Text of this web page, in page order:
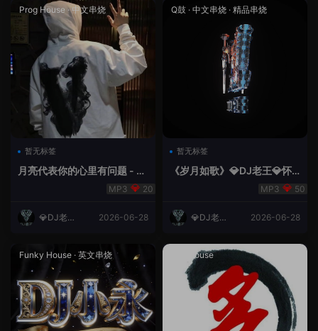
Prog House ·中文串烧
暂无标签
月亮代表你的心里有问题 - 小
20
💎DJ老王
2026-06-28
Q鼓 · 中文串烧 · 精品串烧
暂无标签
《岁月如歌》💎DJ老王💎怀
50
💎DJ老王
2026-06-28
Funky House · 英文串烧 成都House